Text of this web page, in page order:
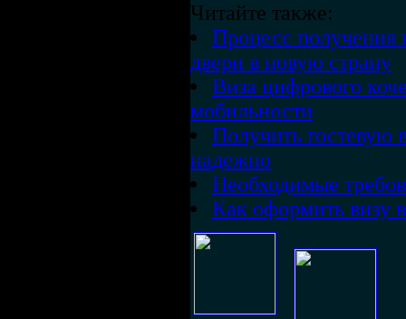
Читайте также:
Процесс получения
двери в новую страну
Виза цифрового
мобильности
Получить гостевую
надежно
Необходимые
Как оформить визу